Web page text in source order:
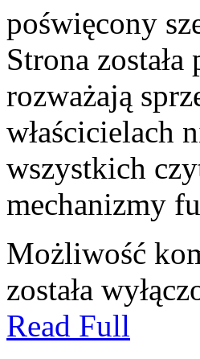
poświęcony
Strona
rozważają
właścicielach
wszystkich
mechanizmy
Możliwość
została
Read Full